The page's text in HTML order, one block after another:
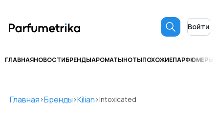
Войти
ГЛАВНАЯНОВОСТИБРЕНДЫАРОМАТЫНОТЫПОХОЖИЕПАРФЮМЕРЫ
Главная >Бренды >Kilian >Intoxicated